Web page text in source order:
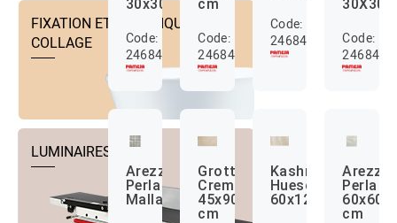
FIXATION ET TECHNIQUE DE
COLLAGE
LUMINAIRES
30x30
Code:
24684040
cm
Code:
24684089
Code:
24684189
30X30
Code:
Arezzo
Perla
Malla
Grotto
Crema
45x90
cm
Kashmir
Hueso
60x120
Arezzo
Perla
60x60
cm